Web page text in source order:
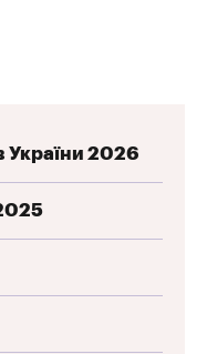
України 2026